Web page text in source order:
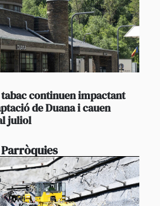
continuen impactant
de Duana i cauen
juliol